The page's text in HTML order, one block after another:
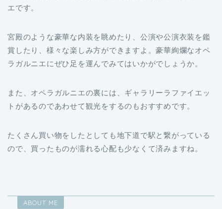
エです。
宮殿のような豪華な内装を眺めたり、公演や公演衣装を鑑
賞したり、様々な楽しみ方ができますよ。豪華絢爛なオペ
ラガルニエにぜひ足を運んでみてはいかがでしょうか。
また、オペラガルニエの裏には、ギャラリーラファイエッ
トがあるのであわせて観光をするのもおすすめです。
たくさん買い物をしたとしても地下道で駅と繋がっている
ので、買ったものが濡れる心配も少なくて済みますね。
ABOUT ME